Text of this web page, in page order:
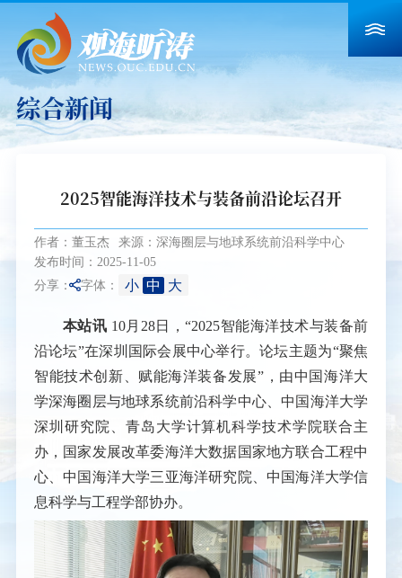
综合新闻
2025智能海洋技术与装备前沿论坛召开
作者：董玉杰
来源：深海圈层与地球系统前沿科学中心
发布时间：2025-11-05
分享： 字体： 小 中 大
本站讯 10月28日，“2025智能海洋技术与装备前
沿论坛”在深圳国际会展中心举行。论坛主题为“聚焦
智能技术创新、赋能海洋装备发展”，由中国海洋大
学深海圈层与地球系统前沿科学中心、中国海洋大学
深圳研究院、青岛大学计算机科学技术学院联合主
办，国家发展改革委海洋大数据国家地方联合工程中
心、中国海洋大学三亚海洋研究院、中国海洋大学信
息科学与工程学部协办。